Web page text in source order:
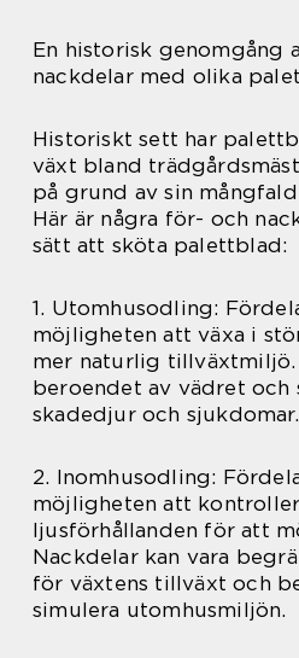
En historisk genomgång
nackdelar med olika
Historiskt sett har
växt bland
på grund av sin
Här är några för- och
sätt att sköta palettblad:
1. Utomhusodling:
möjligheten att växa i
mer naturlig tillväxtmiljö.
beroendet av vädret
skadedjur och sjukdomar.
2. Inomhusodling:
möjligheten att
ljusförhållanden för att
Nackdelar kan vara
för växtens tillväxt och
simulera utomhusmiljön.